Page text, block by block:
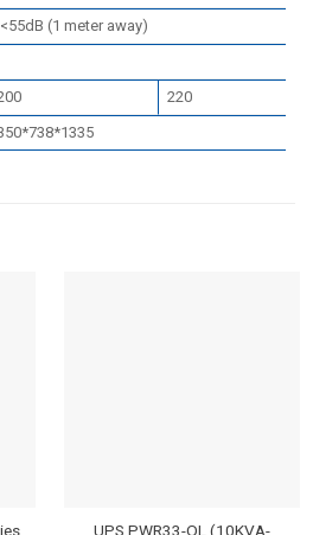
<55dB (1 meter away)
220
UPS PWR33-OL (10KVA-